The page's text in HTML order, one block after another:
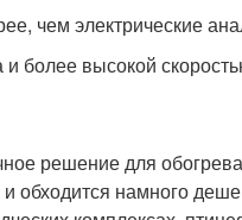
чем электрические
высокой
решение для
намного